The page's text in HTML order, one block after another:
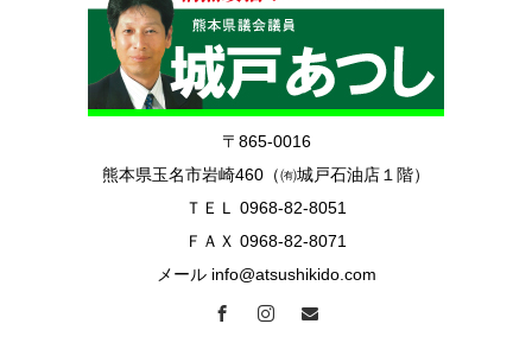
〒865-0016
熊本県玉名市岩崎460（㈲城戸石油店１階）
ＴＥＬ 0968-82-8051
ＦＡＸ 0968-82-8071
メール info@atsushikido.com